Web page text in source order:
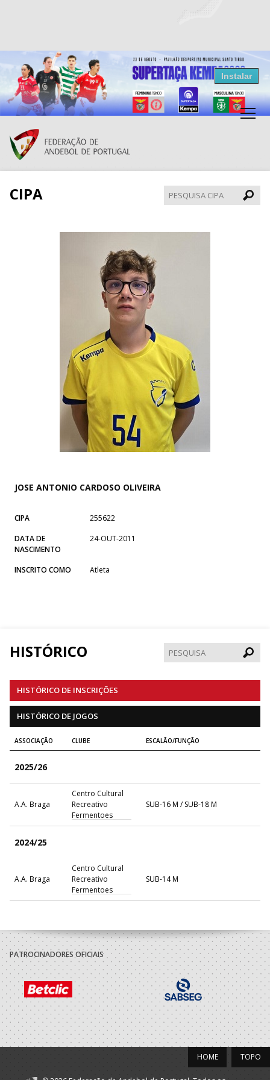
Resultados Andebol
Federação de Andebol de Portugal
Grátis - Disponivel na Play Store
Instalar
CIPA
CIPA
JOSE ANTONIO CARDOSO OLIVEIRA
CIPA
255622
DATA DE
NASCIMENTO
24-OUT-2011
INSCRITO COMO Atleta
HISTÓRICO
HISTÓRICO DE INSCRIÇÕES
HISTÓRICO DE JOGOS
ASSOCIAÇÃO CLUBE ESCALÃO/FUNÇÃO
2025/26
A.A. Braga
Centro Cultural
Recreativo
Fermentoes
SUB-16 M / SUB-18 M
2024/25
A.A. Braga
Centro Cultural
Recreativo
Fermentoes
SUB-14 M
PATROCINADORES OFICIAIS
TOPO
HOME